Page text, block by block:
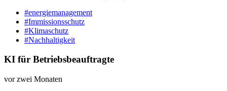
#energiemanagement
#Immissionsschutz
#Klimaschutz
#Nachhaltigkeit
KI für Betriebsbeauftragte
vor zwei Monaten